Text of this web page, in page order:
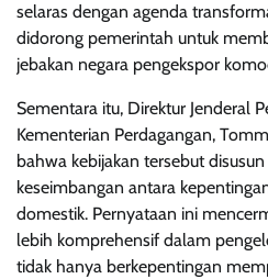
selaras dengan agenda
didorong pemerintah untuk
jebakan negara pengekspor
Sementara itu, Direktur Jenderal
Kementerian Perdagangan,
bahwa kebijakan tersebut
keseimbangan antara
domestik. Pernyataan ini
lebih komprehensif dalam
tidak hanya berkepentingan